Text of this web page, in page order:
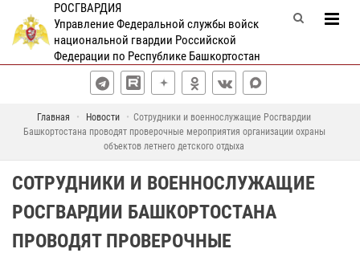
РОСГВАРДИЯ
Управление Федеральной службы войск
национальной гвардии Российской
Федерации по Республике Башкортостан
Главная Новости
Сотрудники и военнослужащие Росгвардии
Башкортостана проводят проверочные мероприятия организации охраны
объектов летнего детского отдыха
СОТРУДНИКИ И ВОЕННОСЛУЖАЩИЕ
РОСГВАРДИИ БАШКОРТОСТАНА
ПРОВОДЯТ ПРОВЕРОЧНЫЕ